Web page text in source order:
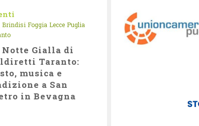
Brindisi Foggia Lecce Puglia
Notte Gialla di
Taranto:
musica e
a San
in Bevagna